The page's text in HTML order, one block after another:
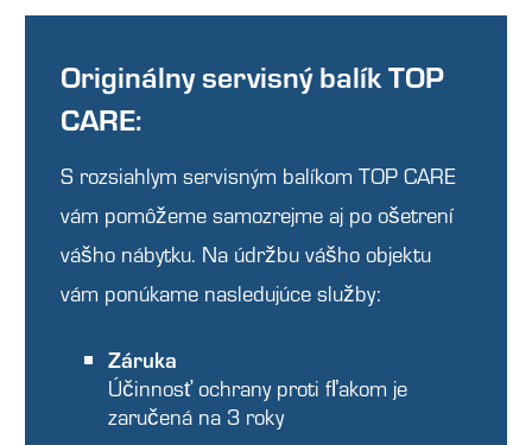
Originálny servisný balík TOP
CARE:
S rozsiahlym servisným balíkom TOP CARE
vám pomôžeme samozrejme aj po ošetrení
vášho nábytku. Na údržbu vášho objektu
vám ponúkame nasledujúce služby:
Záruka
Účinnosť ochrany proti fľakom je
zaručená na 3 roky